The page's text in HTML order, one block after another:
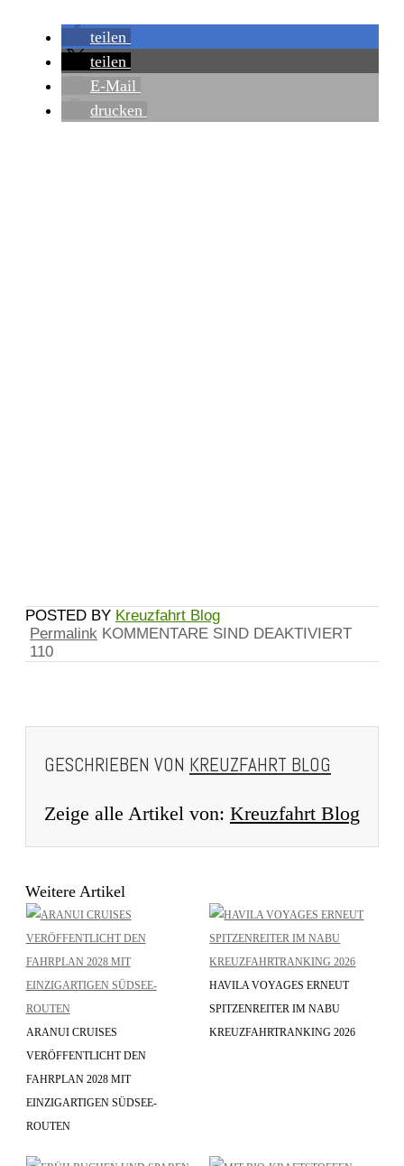
teilen
teilen
E-Mail
drucken
Kreuzfahrt Blog
Permalink KOMMENTARE SIND DEAKTIVIERT
110
GESCHRIEBEN VON KREUZFAHRT BLOG
Zeige alle Artikel von: Kreuzfahrt Blog
Weitere Artikel
ARANUI CRUISES
VERÖFFENTLICHT DEN
FAHRPLAN 2028 MIT
EINZIGARTIGEN SÜDSEE-
ROUTEN
HAVILA VOYAGES ERNEUT
SPITZENREITER IM NABU
KREUZFAHRTRANKING 2026